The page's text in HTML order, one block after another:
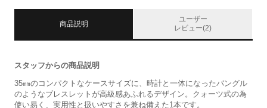
商品説明
ユーザー
レビュー(2)
スタッフからの商品説明
35㎜のコンパクトなケースサイズに、時計と一体になったバングル
のようなブレスレットが高級感あふれるデザイン。クォーツ式の為
使い易く、実用性と扱いやすさを兼ね備えた1本です。